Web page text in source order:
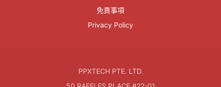
免責事項
Privacy Policy
PPXTECH PTE. LTD.